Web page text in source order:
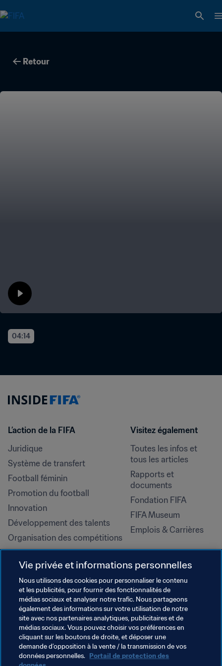
Retour
04:14
L’action de la FIFA
Juridique
Système de transfert
Football féminin
Promotion du football
Innovation
Développement des talents
Organisation des compétitions
Développement durable
Droits de l'homme et lutte contre
la discrimination
Santé et médical
Initiatives en matière de
formation
Visitez également
Toutes les infos et
tous les articles
Rapports et
documents
Fondation FIFA
FIFA Museum
Emplois & Carrières
Vie privée et informations personnelles
Nous utilisons des cookies pour personnaliser le contenu
et les publicités, pour fournir des fonctionnalités de
médias sociaux et analyser notre trafic. Nous partageons
également des informations sur votre utilisation de notre
site avec nos partenaires analytiques, publicitaires et de
médias sociaux. Vous pouvez choisir vos préférences en
cliquant sur les boutons de droite, et déposer une
demande d’opposition à la vente / la transmission de vos
données personnelles. Portail de protection des